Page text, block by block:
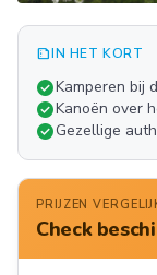
summarizeIN HET KORT
check_circleKamperen bij
check_circleKanoën over
check_circleGezellige
PRIJZEN
Check